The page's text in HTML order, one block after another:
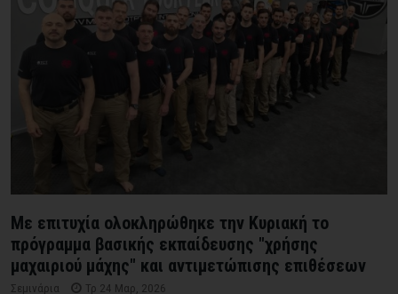
Με επιτυχία ολοκληρώθηκε την Κυριακή το
πρόγραμμα βασικής εκπαίδευσης "χρήσης
μαχαιριού μάχης" και αντιμετώπισης επιθέσεων
Σεμινάρια Τρ 24 Μαρ, 2026